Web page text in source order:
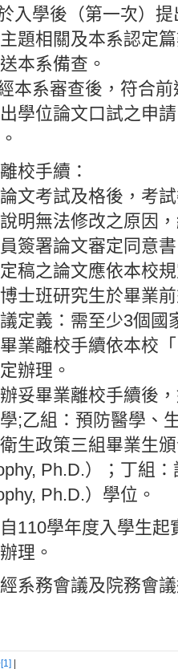
入學後（第一次）
題相關及本系認定
本系備查。
本系審查後，符合
學位論文口試之申
校手續：
論文考試及格後，考
明無法修改之原因
簽署論文審定同意
定稿之論文應依本校
博士班研究生於畢業
定義：需至少3個
畢業離校手續依本校
辦理。
辦妥畢業離校手續後
;乙組：預防醫學、
生政策三組畢業生
Ph.D.）；丁組
Ph.D.）學位。
110學年度入學生
理。
系務會議及院務會